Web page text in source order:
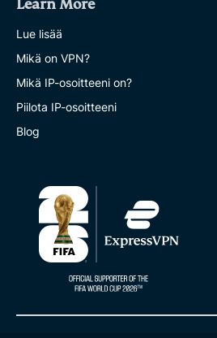
Learn More
Lue lisää
Mikä on VPN?
Mikä IP-osoitteeni on?
Piilota IP-osoitteeni
Blog